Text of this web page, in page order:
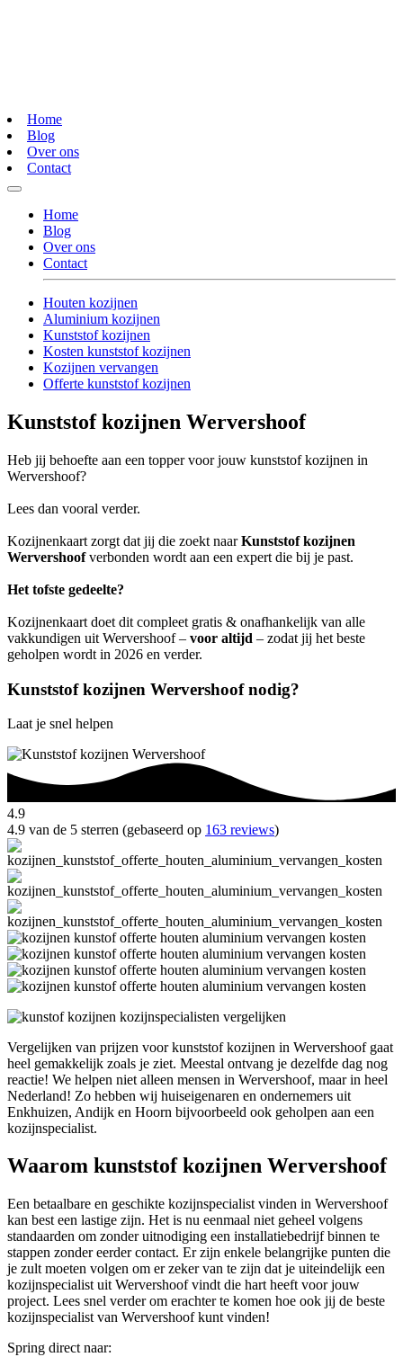
Home
Blog
Over ons
Contact
Home
Blog
Over ons
Contact
Houten kozijnen
Aluminium kozijnen
Kunststof kozijnen
Kosten kunststof kozijnen
Kozijnen vervangen
Offerte kunststof kozijnen
Kunststof kozijnen Wervershoof
Heb jij behoefte aan een topper voor jouw kunststof kozijnen in
Wervershoof?
Lees dan vooral verder.
Kozijnenkaart zorgt dat jij die zoekt naarKunststof kozijnen
Wervershoofverbonden wordt aan een expert die bij je past.
Het tofste gedeelte?
Kozijnenkaart doet dit compleet gratis & onafhankelijk van alle
vakkundigen uit Wervershoof – voor altijd – zodat jij het beste
geholpen wordt in 2026 en verder.
Kunststof kozijnen Wervershoof nodig?
Laat je snel helpen
4.9
4.9 van de 5 sterren (gebaseerd op 163 reviews)
Vergelijken van prijzen voor kunststof kozijnen in Wervershoof gaat
heel gemakkelijk zoals je ziet. Meestal ontvang je dezelfde dag nog
reactie! We helpen niet alleen mensen in Wervershoof, maar in heel
Nederland! Zo hebben wij huiseigenaren en ondernemers uit
Enkhuizen, Andijk en Hoorn bijvoorbeeld ook geholpen aan een
kozijnspecialist.
Waarom kunststof kozijnen Wervershoof
Een betaalbare en geschikte kozijnspecialist vinden in Wervershoof
kan best een lastige zijn. Het is nu eenmaal niet geheel volgens
standaarden om zonder uitnodiging een installatiebedrijf binnen te
stappen zonder eerder contact. Er zijn enkele belangrijke punten die
je zult moeten volgen om er zeker van te zijn dat je uiteindelijk een
kozijnspecialist uit Wervershoof vindt die hart heeft voor jouw
project. Lees snel verder om erachter te komen hoe ook jij de beste
kozijnspecialist van Wervershoof kunt vinden!
Spring direct naar: